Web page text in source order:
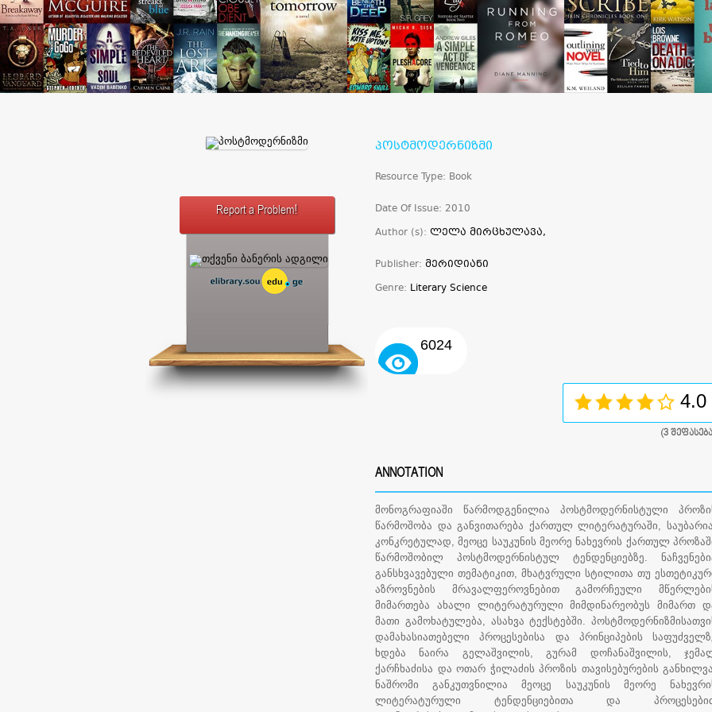
Report a Problem!
პოსტმოდერნიზმი
Resource Type: Book
Date Of Issue: 2010
Author (s): ლელა მირცხულავა,
Publisher: მერიდიანი
Genre: Literary Science
6024
4.0
(3
ANNOTATION
მონოგრაფიაში წარმოდგენილია პოსტმოდერნისტული
წარმოშობა და განვითარება ქართულ ლიტერატურაში,
კონკრეტულად, მეოცე საუკუნის მეორე ნახევრის ქართულ
წარმოშობილ პოსტმოდერნისტულ ტენდენციებზე.
განსხვავებული თემატიკით, მხატვრული სტილითა თუ
აზროვნების მრავალფეროვნებით გამორჩეული
მიმართება ახალი ლიტერატურული მიმდინარეობუს მიმართ
მათი გამოხატულება, ასახვა ტექსტებში.
დამახასიათებელი პროცესებისა და პრინციპების
ხდება ნაირა გელაშვილის, გურამ დოჩანაშვილის,
ქარჩხაძისა და ოთარ ჭილაძის პროზის თავისებურების
ნაშრომი განკუთვნილია მეოცე საუკუნის მეორე
ლიტერატურული ტენდენციებითა და